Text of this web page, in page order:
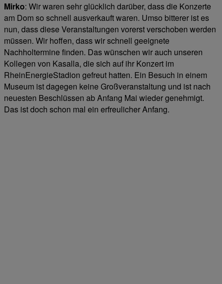
Mirko: Wir waren sehr glücklich darüber, dass die Konzerte
am Dom so schnell ausverkauft waren. Umso bitterer ist es
nun, dass diese Veranstaltungen vorerst verschoben werden
müssen. Wir hoffen, dass wir schnell geeignete
Nachholtermine finden. Das wünschen wir auch unseren
Kollegen von Kasalla, die sich auf ihr Konzert im
RheinEnergieStadion gefreut hatten. Ein Besuch in einem
Museum ist dagegen keine Großveranstaltung und ist nach
neuesten Beschlüssen ab Anfang Mai wieder genehmigt.
Das ist doch schon mal ein erfreulicher Anfang.